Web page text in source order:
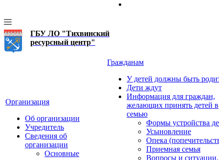
ГБУ ЛО "Тихвинский
ресурсный центр"
Организация
Об организации
Учредитель
Сведения об
организации
Основные
Гражданам
У детей должны быть
Дети ждут
Информация для граждан,
желающих принять детей в
семью
Формы устройства
Усыновление
Опека
Приемная семья
Вопросы и ситуации,